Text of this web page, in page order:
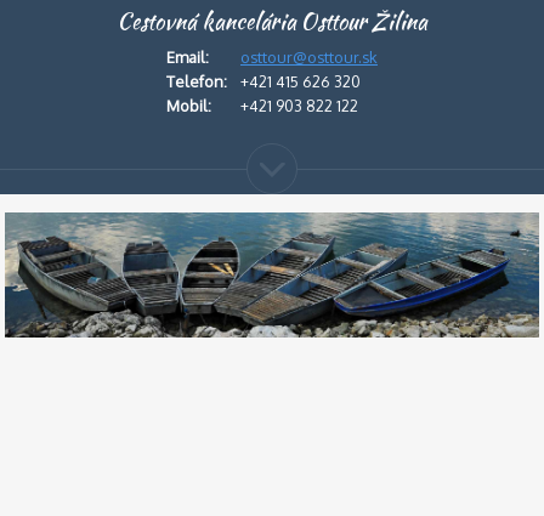
Cestovná kancelária Osttour Žilina
Email:
osttour@osttour.sk
Telefon:
+421 415 626 320
Mobil:
+421 903 822 122